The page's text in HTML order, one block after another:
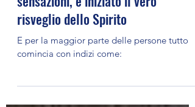
Se senti anche solo una di queste 6
sensazioni, è iniziato il vero
risveglio dello Spirito
comincia con indizi come: